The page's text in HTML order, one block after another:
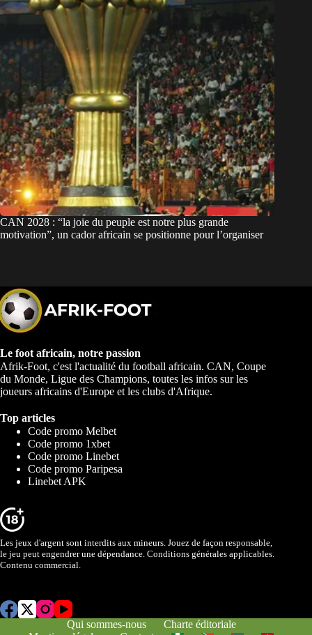
CAN 2028 : “la joie du peuple est notre plus grande
motivation”, un cador africain se positionne pour l’organiser
Le foot africain, notre passion
Afrik-Foot, c'est l'actualité du football africain. CAN, Coupe
du Monde, Ligue des Champions, toutes les infos sur les
joueurs africains d'Europe et les clubs d'Afrique.
Top articles
Code promo Melbet
Code promo 1xbet
Code promo Linebet
Code promo Paripesa
Linebet APK
Les jeux d'argent sont interdits aux mineurs. Jouez de façon responsable,
le jeu peut engendrer une dépendance. Conditions générales applicables.
Contenu commercial.
Qui sommes-nous
Charte éditoriale